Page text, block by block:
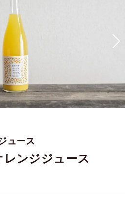
ュース
ンジジュース